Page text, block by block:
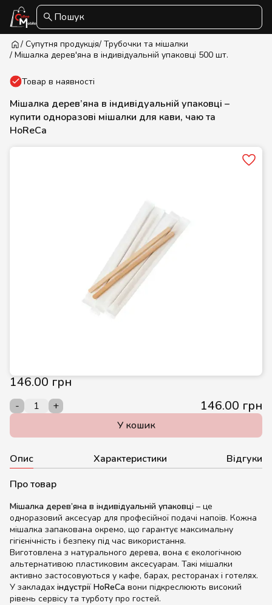
Пошук
/ Супутня продукція/ Трубочки та мішалки
/ Мішалка дерев'яна в індивідуальній упаковці 500 шт.
Товар в наявності
Мішалка дерев’яна в індивідуальній упаковці –
купити одноразові мішалки для кави, чаю та
HoReCa
146.00 грн
- + 146.00 грн
У кошик
Опис Характеристики
Відгуки
Про товар
Мішалка дерев’яна в індивідуальній упаковці – це
одноразовий аксесуар для професійної подачі напоїв. Кожна
мішалка запакована окремо, що гарантує максимальну
гігієнічність і безпеку під час використання.
Виготовлена з натурального дерева, вона є екологічною
альтернативою пластиковим аксесуарам. Такі мішалки
активно застосовуються у кафе, барах, ресторанах і готелях.
У закладах індустрії HoReCa вони підкреслюють високий
рівень сервісу та турботу про гостей.